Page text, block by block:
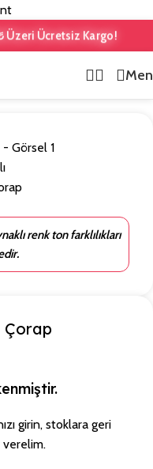
Üzeri Ücretsiz Kargo!
renk ton farklılıkları
Çorap
girin, stoklara geri